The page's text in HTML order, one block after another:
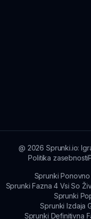
@ 2026 Sprunki.io:
Politika zasebnosti
Sprunki
Sprunki Fazna 4 Vsi So
Sprunki
Sprunki Izdaja
Sprunki Definitivna